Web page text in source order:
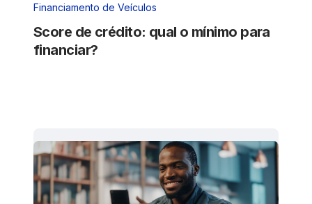
Financiamento de Veículos
Score de crédito: qual o mínimo para
financiar?